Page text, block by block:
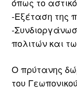
-Εξέταση της
-
πολιτών και
Ο πρύτανης
του